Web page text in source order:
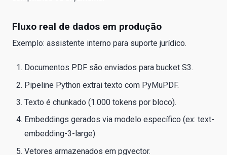
Fluxo real de dados em produção
Exemplo: assistente interno para suporte jurídico.
Documentos PDF são enviados para bucket S3.
Pipeline Python extrai texto com PyMuPDF.
Texto é chunkado (1.000 tokens por bloco).
Embeddings gerados via modelo específico (ex: text-
embedding-3-large).
Vetores armazenados em pgvector.